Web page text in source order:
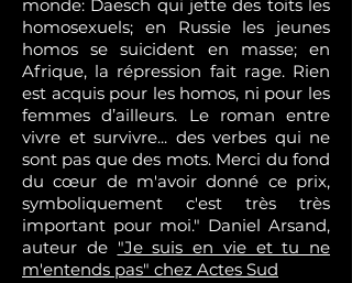
monde: Daesch qui jette des toits les
homosexuels; en Russie les jeunes
homos se suicident en masse; en
Afrique, la répression fait rage. Rien
est acquis pour les homos, ni pour les
femmes d’ailleurs. Le roman entre
vivre et survivre... des verbes qui ne
sont pas que des mots. Merci du fond
du cœur de m'avoir donné ce prix,
symboliquement c'est très très
important pour moi." Daniel Arsand,
auteur de "Je suis en vie et tu ne
m'entends pas" chez Actes Sud